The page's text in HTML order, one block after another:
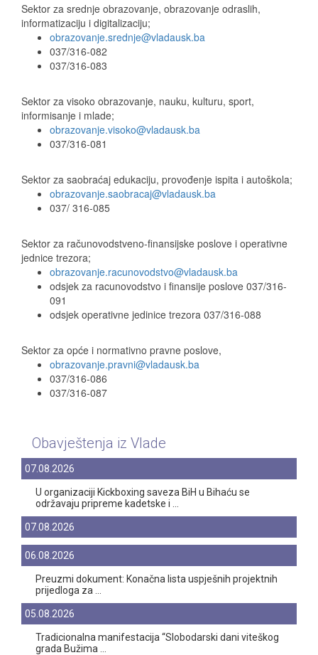
Sektor za srednje obrazovanje, obrazovanje odraslih,
informatizaciju i digitalizaciju;
obrazovanje.srednje@vladausk.ba
037/316-082
037/316-083
Sektor za visoko obrazovanje, nauku, kulturu, sport,
informisanje i mlade;
obrazovanje.visoko@vladausk.ba
037/316-081
Sektor za saobraćaj edukaciju, provođenje ispita i autoškola;
obrazovanje.saobracaj@vladausk.ba
037/ 316-085
Sektor za računovodstveno-finansijske poslove i operativne
jednice trezora;
obrazovanje.racunovodstvo@vladausk.ba
odsjek za racunovodstvo i finansije poslove 037/316-
091
odsjek operativne jedinice trezora 037/316-088
Sektor za opće i normativno pravne poslove,
obrazovanje.pravni@vladausk.ba
037/316-086
037/316-087
Obavještenja iz Vlade
07.08.2026
U organizaciji Kickboxing saveza BiH u Bihaću se
održavaju pripreme kadetske i ...
07.08.2026
06.08.2026
Preuzmi dokument: Konačna lista uspješnih projektnih
prijedloga za ...
05.08.2026
Tradicionalna manifestacija “Slobodarski dani viteškog
grada Bužima ...